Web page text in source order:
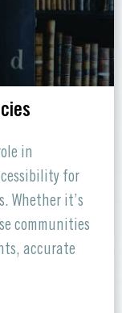
in
for
Whether it’s
communities
accurate